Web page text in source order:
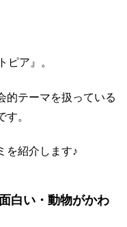
ピア』。
的テーマを扱っている
。
を紹介します♪
白い・動物がかわ